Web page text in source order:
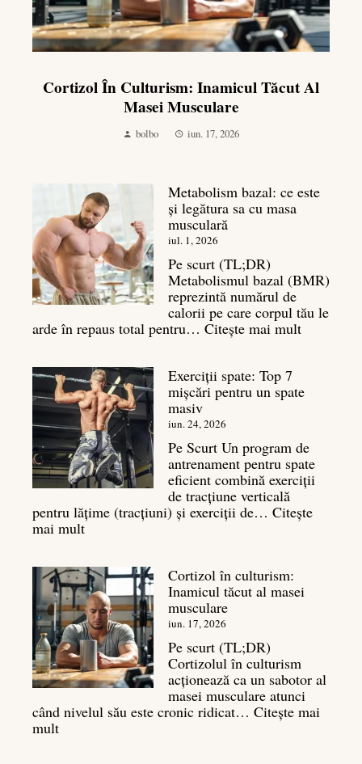
Cortizol În Culturism: Inamicul Tăcut Al
Masei Musculare
bolbo iun. 17, 2026
Metabolism bazal: ce este
și legătura sa cu masa
musculară
iul. 1, 2026
Pe scurt (TL;DR)
Metabolismul bazal (BMR)
reprezintă numărul de
calorii pe care corpul tău le
arde în repaus total pentru… Citește mai mult:
este
sa
cu
masa
musculară
Exerciții spate: Top 7
mișcări pentru un spate
masiv
iun. 24, 2026
Pe Scurt Un program de
antrenament pentru spate
eficient combină exerciții
de tracțiune verticală
pentru lățime (tracțiuni) și exerciții de… Citește
mai mult:
Top
7
mișcări
pentru
un
spate
masiv
Cortizol în culturism:
Inamicul tăcut al masei
musculare
iun. 17, 2026
Pe scurt (TL;DR)
Cortizolul în culturism
acționează ca un sabotor al
masei musculare atunci
când nivelul său este cronic ridicat… Citește mai
mult: